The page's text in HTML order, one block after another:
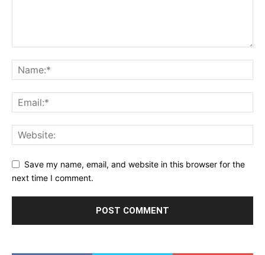
Save my name, email, and website in this browser for the
next time I comment.